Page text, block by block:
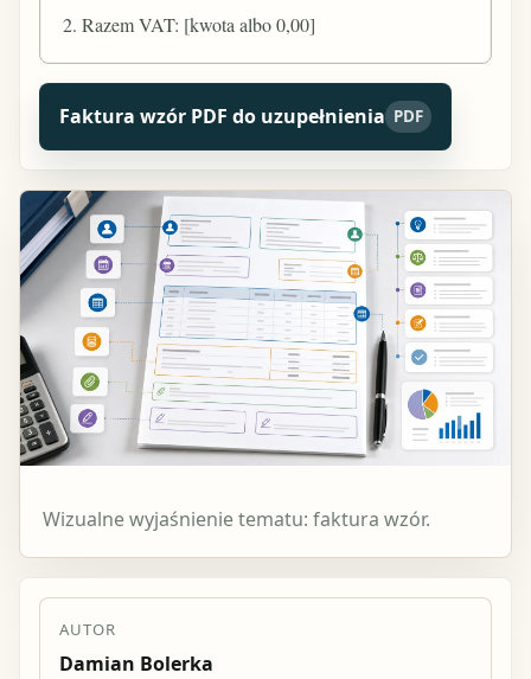
2. Razem VAT: [kwota albo 0,00]
Faktura wzór PDF do uzupełnienia PDF
Wizualne wyjaśnienie tematu: faktura wzór.
AUTOR
Damian Bolerka